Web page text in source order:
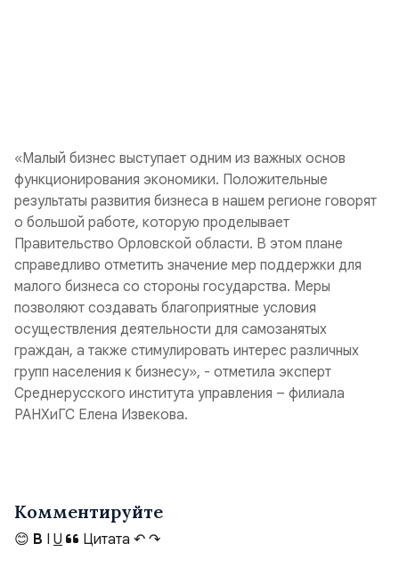
«Малый бизнес выступает одним из важных основ
функционирования экономики. Положительные
результаты развития бизнеса в нашем регионе говорят
о большой работе, которую проделывает
Правительство Орловской области. В этом плане
справедливо отметить значение мер поддержки для
малого бизнеса со стороны государства. Меры
позволяют создавать благоприятные условия
осуществления деятельности для самозанятых
граждан, а также стимулировать интерес различных
групп населения к бизнесу», - отметила эксперт
Среднерусского института управления – филиала
РАНХиГС Елена Извекова.
Комментируйте
😊 B I U Цитата ↶ ↷